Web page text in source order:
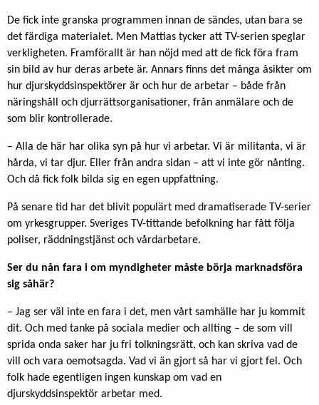
De fick inte granska programmen innan de sändes, utan bara se
det färdiga materialet. Men Mattias tycker att TV-serien speglar
verkligheten. Framförallt är han nöjd med att de fick föra fram
sin bild av hur deras arbete är. Annars finns det många åsikter om
hur djurskyddsinspektörer är och hur de arbetar – både från
näringshåll och djurrättsorganisationer, från anmälare och de
som blir kontrollerade.
– Alla de här har olika syn på hur vi arbetar. Vi är militanta, vi är
hårda, vi tar djur. Eller från andra sidan – att vi inte gör nånting.
Och då fick folk bilda sig en egen uppfattning.
På senare tid har det blivit populärt med dramatiserade TV-serier
om yrkesgrupper. Sveriges TV-tittande befolkning har fått följa
poliser, räddningstjänst och vårdarbetare.
Ser du nån fara i om myndigheter måste börja marknadsföra
sig såhär?
– Jag ser väl inte en fara i det, men vårt samhälle har ju kommit
dit. Och med tanke på sociala medier och allting – de som vill
sprida onda saker har ju fri tolkningsrätt, och kan skriva vad de
vill och vara oemotsagda. Vad vi än gjort så har vi gjort fel. Och
folk hade egentligen ingen kunskap om vad en
djurskyddsinspektör arbetar med.